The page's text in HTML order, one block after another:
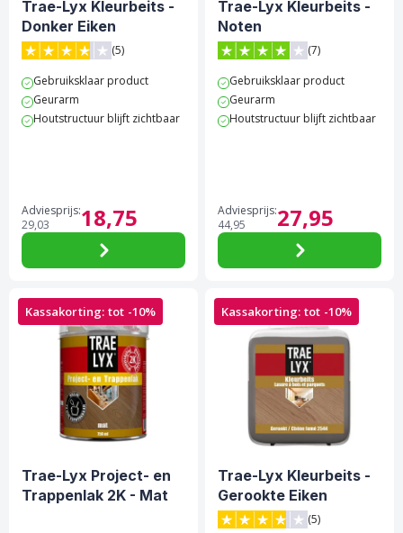
Trae-Lyx Kleurbeits -
Donker Eiken
(5)
Gebruiksklaar product
Geurarm
Houtstructuur blijft zichtbaar
18,75
Adviesprijs:
29,03
Trae-Lyx Kleurbeits -
Noten
(7)
Gebruiksklaar product
Geurarm
Houtstructuur blijft zichtbaar
27,95
Adviesprijs:
44,95
Kassakorting: tot -10%
Trae-Lyx Project- en
Trappenlak 2K - Mat
Kassakorting: tot -10%
Trae-Lyx Kleurbeits -
Gerookte Eiken
(5)